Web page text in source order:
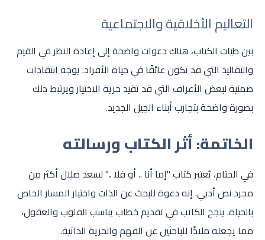
التعاليم الأخلاقية والاجتماعية
بين طيات الكتاب، هناك دعوات واضحة إلى إعادة النظر في القيم
والتقاليد التي قد تكون عائقًا في حياة الأفراد. يوجه انتقادات
ضمنية لبعض الأعراف التي قد تقيد حرية الاختيار ويرتبط ذلك
بصورة واضحة بتجارب أبناء الجيل الجديد.
الخاتمة: أثر الكتاب ورسالته
في الختام، يُعتبر كتاب "إما أنا .. أو فلا .." لسعد صلال أكثر من
مجرد نص أدبي. إنه دعوة للبحث عن الذات واختيار المسار الخاص
بالحياة. ينجح الكاتب في تقديم خطاب يناسب القلوب والعقول،
مما يجعله ملاذًا للباحثين عن الفهم والحرية الذاتية.